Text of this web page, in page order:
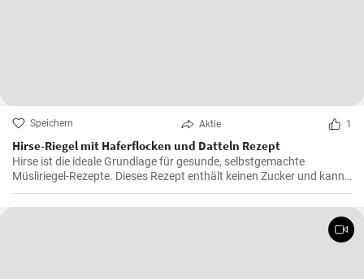
Speichern Aktie 1
Hirse-Riegel mit Haferflocken und Datteln Rezept
Hirse ist die ideale Grundlage für gesunde, selbstgemachte
Müsliriegel-Rezepte. Dieses Rezept enthält keinen Zucker und kann
auch ohne Kakaopulver zubereitet werden.